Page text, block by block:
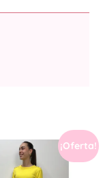
¡Oferta!